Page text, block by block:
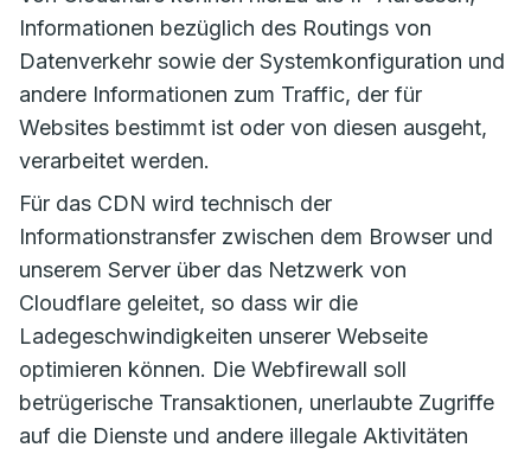
Informationen bezüglich des Routings von
Datenverkehr sowie der Systemkonfiguration und
andere Informationen zum Traffic, der für
Websites bestimmt ist oder von diesen ausgeht,
verarbeitet werden.
Für das CDN wird technisch der
Informationstransfer zwischen dem Browser und
unserem Server über das Netzwerk von
Cloudflare geleitet, so dass wir die
Ladegeschwindigkeiten unserer Webseite
optimieren können. Die Webfirewall soll
betrügerische Transaktionen, unerlaubte Zugriffe
auf die Dienste und andere illegale Aktivitäten